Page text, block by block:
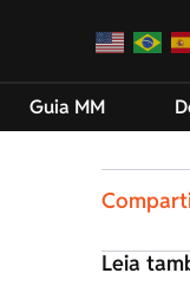
Guia MM
Leia